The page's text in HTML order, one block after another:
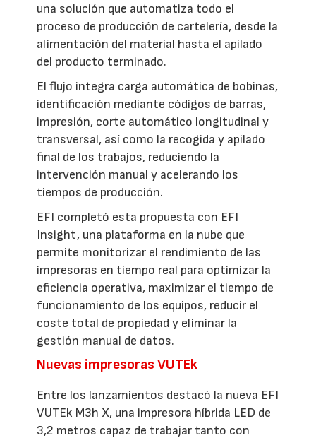
una solución que automatiza todo el
proceso de producción de cartelería, desde la
alimentación del material hasta el apilado
del producto terminado.
El flujo integra carga automática de bobinas,
identificación mediante códigos de barras,
impresión, corte automático longitudinal y
transversal, así como la recogida y apilado
final de los trabajos, reduciendo la
intervención manual y acelerando los
tiempos de producción.
EFI completó esta propuesta con EFI
Insight, una plataforma en la nube que
permite monitorizar el rendimiento de las
impresoras en tiempo real para optimizar la
eficiencia operativa, maximizar el tiempo de
funcionamiento de los equipos, reducir el
coste total de propiedad y eliminar la
gestión manual de datos.
Nuevas impresoras VUTEk
Entre los lanzamientos destacó la nueva EFI
VUTEk M3h X, una impresora híbrida LED de
3,2 metros capaz de trabajar tanto con